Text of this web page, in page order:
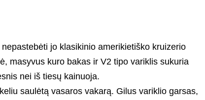
jo klasikinio amerikietiško kruizerio
masyvus kuro bakas ir V2 tipo variklis sukuria
nei iš tiesų kainuoja.
saulėtą vasaros vakarą. Gilus variklio garsas,